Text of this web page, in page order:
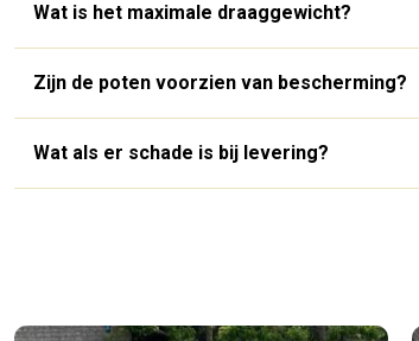
Wat is het maximale draaggewicht?
Zijn de poten voorzien van bescherming?
Wat als er schade is bij levering?